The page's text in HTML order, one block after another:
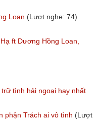
Loan (Lượt nghe: 74)
ft Dương Hồng Loan,
tình hải ngoại hay nhất
phận Trách ai vô tình (Lượt